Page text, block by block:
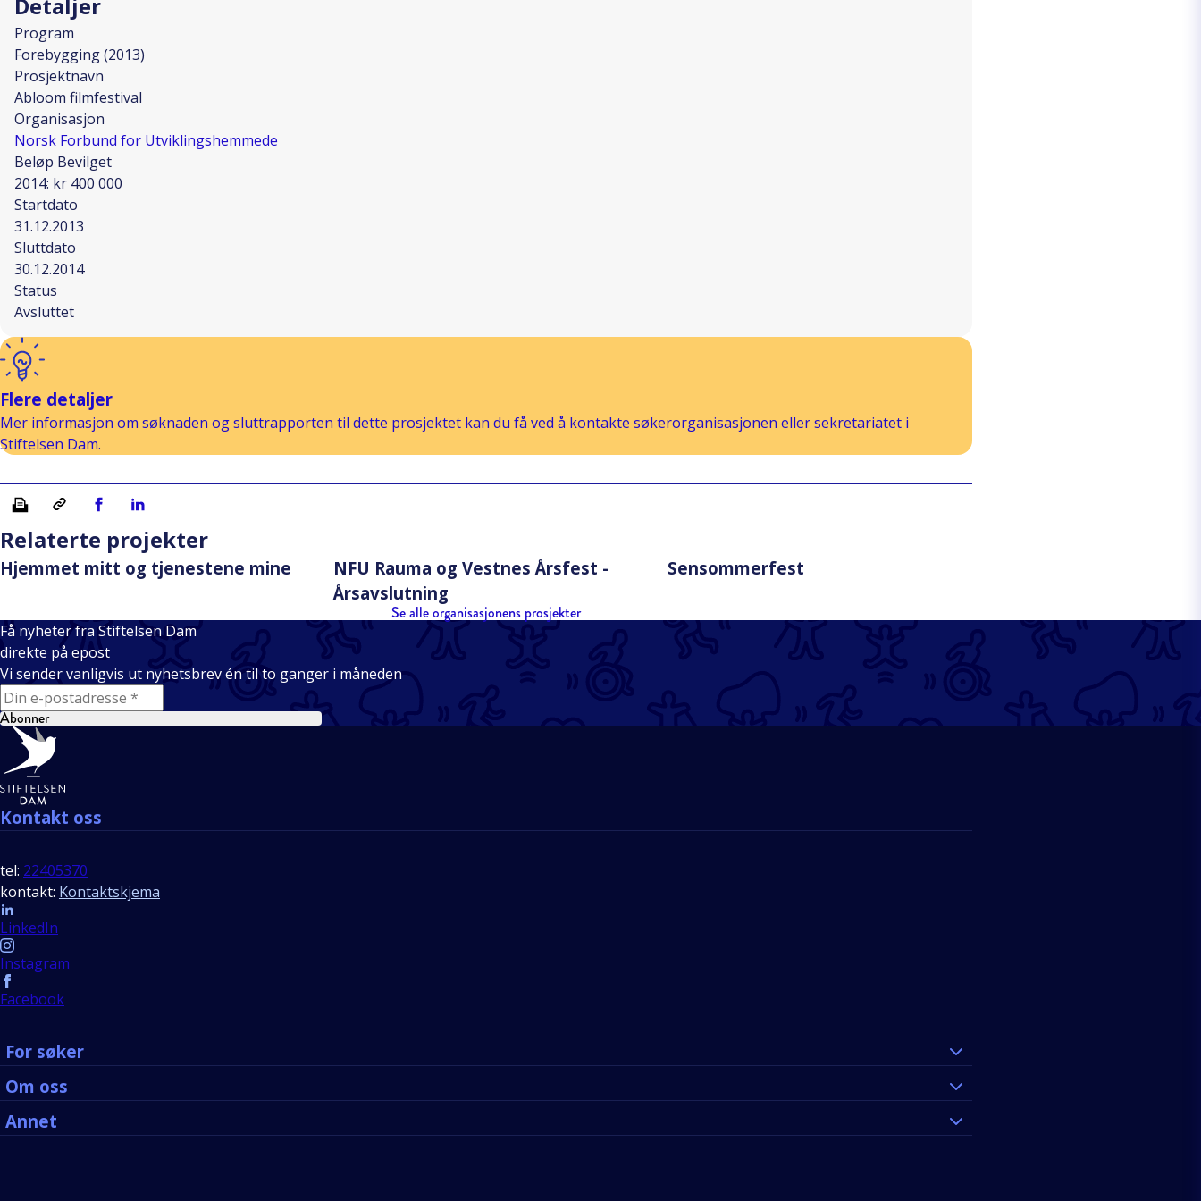
Program
Forebygging (2013)
Prosjektnavn
Abloom filmfestival
Organisasjon
Norsk Forbund for Utviklingshemmede
Beløp Bevilget
2014: kr 400 000
Startdato
31.12.2013
Sluttdato
30.12.2014
Status
Avsluttet
Flere detaljer
Mer informasjon om søknaden og sluttrapporten til dette prosjektet kan du få ved å kontakte søkerorganisasjonen eller sekretariatet i
Stiftelsen Dam.
Skriv ut Kopiera länkDel på Facebook
Del på Linkedin
Relaterte projekter
Hjemmet mitt og tjenestene mine
NFU Rauma og Vestnes Årsfest -
Årsavslutning
Sensommerfest
Se alle organisasjonens prosjekter
Få nyheter fra Stiftelsen Dam
direkte på epost
Vi sender vanligvis ut nyhetsbrev én til to ganger i måneden
E-mail
Abonner
Bunntekst
Kontakt oss
tel: 22405370
kontakt: Kontaktskjema
Follow us
LinkedIn
Instagram
Facebook
For søker
Om oss
Annet